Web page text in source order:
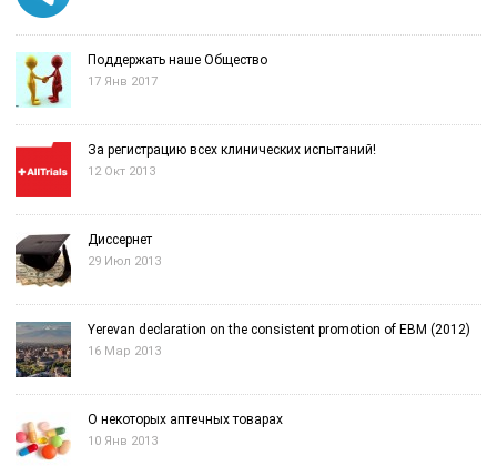
Поддержать наше Общество
17 Янв 2017
За регистрацию всех клинических испытаний!
12 Окт 2013
Диссернет
29 Июл 2013
Yerevan declaration on the consistent promotion of EBM (2012)
16 Мар 2013
О некоторых аптечных товарах
10 Янв 2013